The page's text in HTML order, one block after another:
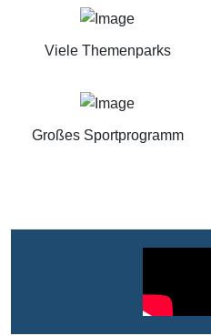
Viele Themenparks
Großes Sportprogramm